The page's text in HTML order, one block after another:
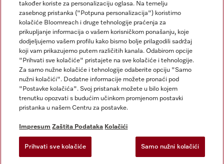
Impresum
Opći uvjeti
Zaštita podataka
Uvjeti Korištenja
Izjava o pristupačnosti
Zakon o digitalnim uslugama
Postavke kolačića
također koriste za personalizaciju oglasa. Na temelju
zasebnog pristanka ("Potpuna personalizacija") koristimo
kolačiće Bloomreach i druge tehnologije praćenja za
prikupljanje informacija o vašem korisničkom ponašanju, koje
dodjeljujemo vašem profilu kako bismo bolje prilagodili sadržaj
koji vam prikazujemo putem različitih kanala. Odabirom opcije
"Prihvati sve kolačiće" pristajete na sve kolačiće i tehnologije.
Za samo nužne kolačiće i tehnologije odaberite opciju "Samo
nužni kolačići". Dodatne informacije možete pronaći pod
"Postavke kolačića". Svoj pristanak možete u bilo kojem
trenutku opozvati s budućim učinkom promjenom postavki
pristanka u našem Centru za postavke.
Impresum Zaštita Podataka Kolačići
Prihvati sve kolačiće Samo nužni kolačići